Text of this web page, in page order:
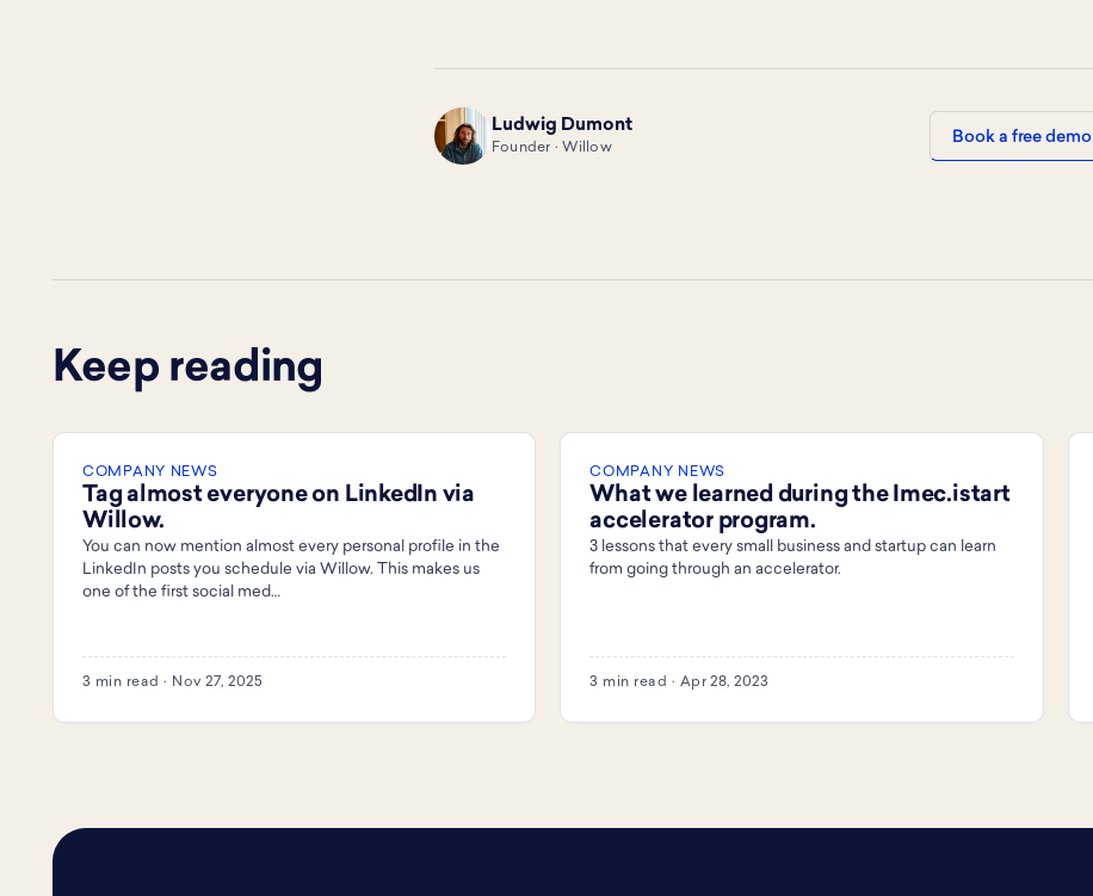
LD
Ludwig Dumont
Founder · Willow
Book a free demo
Keep reading
COMPANY NEWS
Tag almost everyone on LinkedIn via
Willow.
You can now mention almost every personal profile in the
LinkedIn posts you schedule via Willow. This makes us
one of the first social med…
3 min read · Nov 27, 2025
COMPANY NEWS
What we learned during the Imec.istart
accelerator program.
3 lessons that every small business and startup can learn
from going through an accelerator.
3 min read · Apr 28, 2023